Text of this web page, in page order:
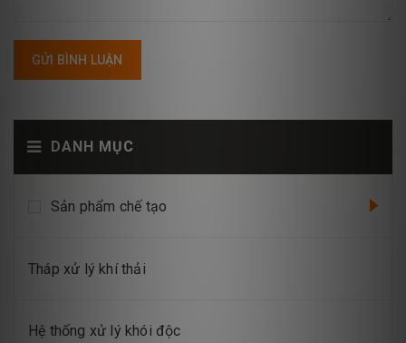
DANH MỤC
Sản phẩm chế tạo
Tháp xử lý khí thải
Hệ thống xử lý khói độc
GỬI BÌNH LUẬN